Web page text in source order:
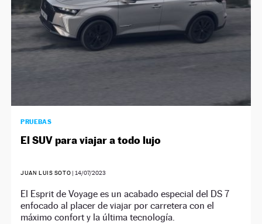
PRUEBAS
El SUV para viajar a todo lujo
JUAN LUIS SOTO | 14/07/2023
El Esprit de Voyage es un acabado especial del DS 7
enfocado al placer de viajar por carretera con el
máximo confort y la última tecnología.